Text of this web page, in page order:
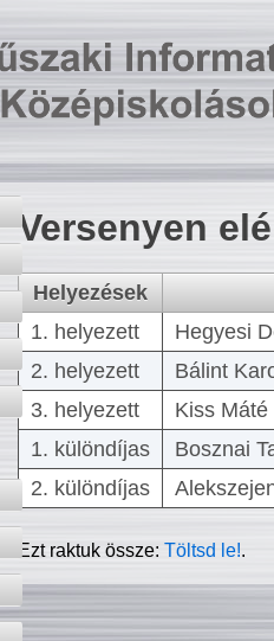
Versenyen
Helyezések
1. helyezett
Hegyesi
2. helyezett
Bálint
3. helyezett
Kiss
1. különdíjas
Bosznai
2. különdíjas
Ezt raktuk össze:Töltsd le!.